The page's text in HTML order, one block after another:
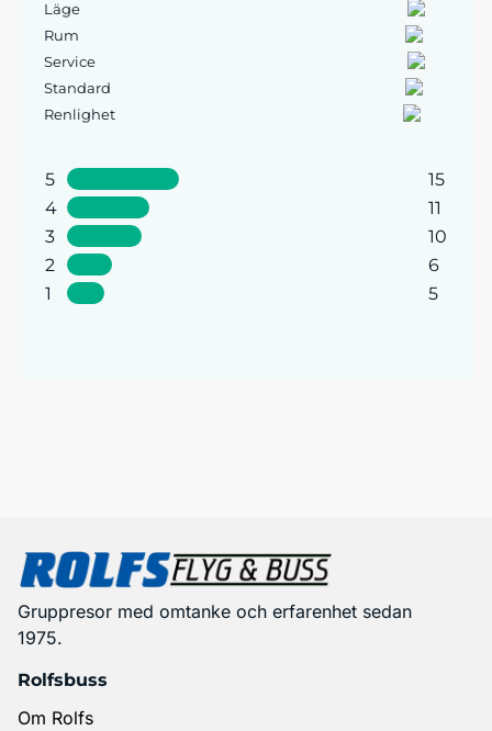
Läge
Rum
Service
Standard
Renlighet
5
15
4
11
3
10
2
6
1
5
Gruppresor med omtanke och erfarenhet sedan
1975.
Rolfsbuss
Om Rolfs